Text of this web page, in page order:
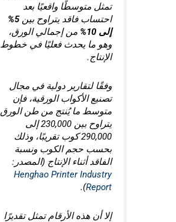
تمثل متوسطًا واقعيًا بعد
احتساب فاقد يتراوح بين 5%
إلى 10%
من إجمالي الورق،
وهو ما يحدث فعليًا في خطوط
الإنتاج.
وفقًا لتقارير دولية في مجال
تصنيع الأكواب الورقية، فإن
متوسط ما يُنتج من طن الورق
يتراوح بين 230,000 إلى
290,000 كوب تقريبًا، وذلك
بحسب حجم الكوب ونسبة
الفاقد أثناء الإنتاج (المصدر:
Henghao Printer Industry
Report
).
إلا أن هذه الأرقام تمثل تقديرًا